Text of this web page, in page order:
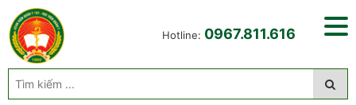
Hotline: 0967.811.616